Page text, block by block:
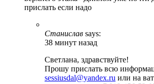
прислать если надо
Станислав says:
38 минут назад
Светлана, здравствуйте!
Прошу прислать всю
sessiusdal@yandex.ru или на